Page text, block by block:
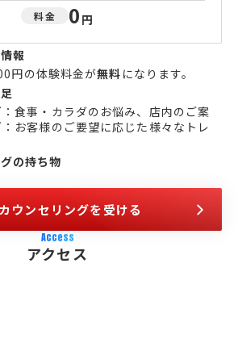
料金 0 円
報
円の体験料金が無料 になります。
食事・カラダのお悩み、店内のご案
お客様のご要望に応じた様々なトレ
の持ち物
ウンセリングを受ける
Access
アクセス